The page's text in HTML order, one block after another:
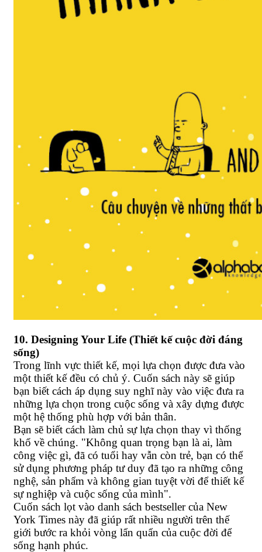
10. Designing Your Life (Thiết kế cuộc đời đáng
sống)
Trong lĩnh vực thiết kế, mọi lựa chọn được đưa vào
một thiết kế đều có chủ ý. Cuốn sách này sẽ giúp
bạn biết cách áp dụng suy nghĩ này vào việc đưa ra
những lựa chọn trong cuộc sống và xây dựng được
một hệ thống phù hợp với bản thân.
Bạn sẽ biết cách làm chủ sự lựa chọn thay vì thống
khổ về chúng. "Không quan trọng bạn là ai, làm
công việc gì, đã có tuổi hay vẫn còn trẻ, bạn có thể
sử dụng phương pháp tư duy đã tạo ra những công
nghệ, sản phẩm và không gian tuyệt vời để thiết kế
sự nghiệp và cuộc sống của mình".
Cuốn sách lọt vào danh sách bestseller của New
York Times này đã giúp rất nhiều người trên thế
giới bước ra khỏi vòng lẩn quẩn của cuộc đời để
sống hạnh phúc.